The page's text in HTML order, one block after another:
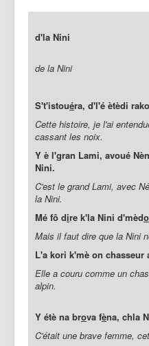
La
d'la Nini
La
de la Nini
S't'istouéra, d'l'é ètèdi
Cette histoire, je l'ai
cassant les noix.
Y è l'gran Lami, avoué Nèn
Nini.
C'est le grand Lami, avec
la Nini.
Mé fô dire k'la Nini d'mèdo
Mais il faut dire que la Nini
L'a kori k'mè on chasseur
Elle a couru comme un
Y étè na brova fèna, chla
C'était une brave femme,